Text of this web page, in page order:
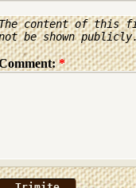
content of this
be shown
*